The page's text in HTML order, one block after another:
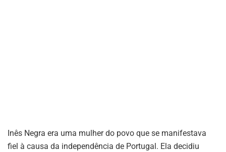
Inês Negra era uma mulher do povo que se manifestava
fiel à causa da independência de Portugal. Ela decidiu